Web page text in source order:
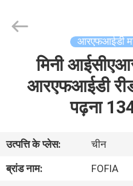
वीडियो
आरएफआईडी
मिनी
आरएफआईडी
पढ़ना
उत्पत्ति के प्लेस:
चीन
ब्रांड नाम:
FOFIA